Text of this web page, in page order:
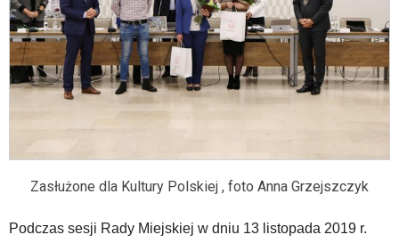
przechodzić
do
treści,
które
znajduje
bezpośrednio
tą
wiadomością.
została
Zasłużone dla Kultury Polskiej , foto Anna Grzejszczyk
Podczas sesji Rady Miejskiej w dniu 13 listopada 2019 r.